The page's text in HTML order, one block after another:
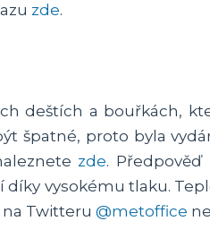
zde.
deštích a bouřkách,
špatné, proto byla
zde.
vysokému tlaku.
Twitteru @metoffice